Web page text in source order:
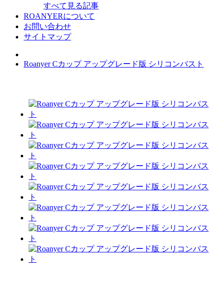
すべて見る記事
ROANYERについて
お問い合わせ
サイトマップ
Roanyer Cカップ アップグレード版 シリコンバスト